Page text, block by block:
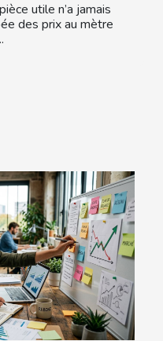
utile n’a jamais
des prix au mètre